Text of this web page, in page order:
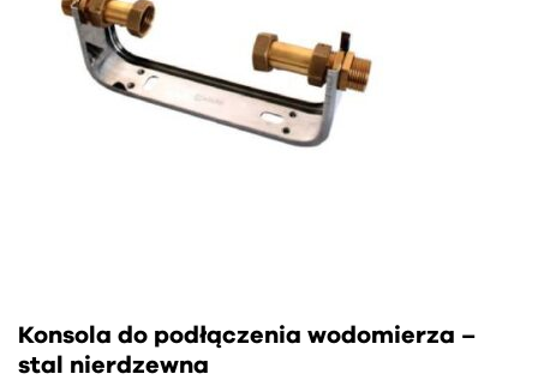
Konsola do podłączenia wodomierza –
stal nierdzewna